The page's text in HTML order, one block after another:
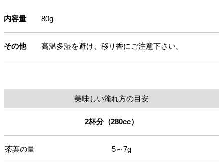
内容量 80g
その他 高温多湿を避け、移り香にご注意下さい。
美味しい淹れ方の目安
2杯分（280cc）
茶葉の量 5～7g